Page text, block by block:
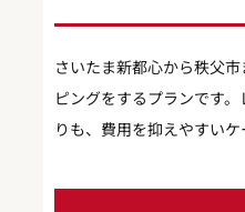
さいたま新都心から秩父
ピングをするプランです
りも、費用を抑えやすいケ